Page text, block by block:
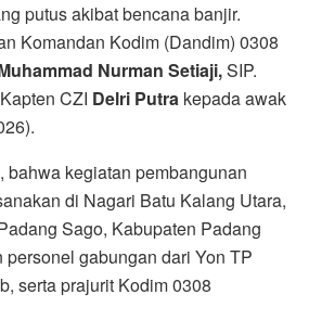
putus akibat bencana banjir.
Komandan Kodim (Dandim) 0308
Nurman Setiaji,SIP.
CZI Delri Putra kepada awak
bahwa kegiatan pembangunan
di Nagari Batu Kalang Utara,
Sago, Kabupaten Padang
gabungan dari Yon TP
serta prajurit Kodim 0308